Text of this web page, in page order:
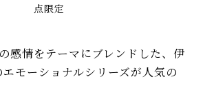
点限定
感情をテーマにブレンドした、伊
モーショナルシリーズが人気の